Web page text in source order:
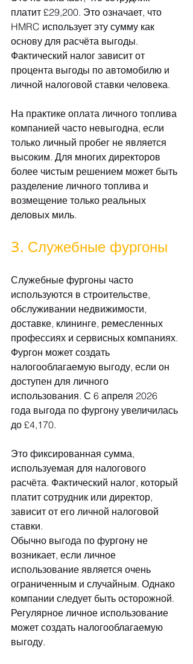
платит £29,200. Это означает, что
HMRC использует эту сумму как
основу для расчёта выгоды.
Фактический налог зависит от
процента выгоды по автомобилю и
личной налоговой ставки человека.
На практике оплата личного топлива
компанией часто невыгодна, если
только личный пробег не является
высоким. Для многих директоров
более чистым решением может быть
разделение личного топлива и
возмещение только реальных
деловых миль.
3. Служебные фургоны
Служебные фургоны часто
используются в строительстве,
обслуживании недвижимости,
доставке, клининге, ремесленных
профессиях и сервисных компаниях.
Фургон может создать
налогооблагаемую выгоду, если он
доступен для личного
использования. С 6 апреля 2026
года выгода по фургону увеличилась
до £4,170.
Это фиксированная сумма,
используемая для налогового
расчёта. Фактический налог, который
платит сотрудник или директор,
зависит от его личной налоговой
ставки.
Обычно выгода по фургону не
возникает, если личное
использование является очень
ограниченным и случайным. Однако
компании следует быть осторожной.
Регулярное личное использование
может создать налогооблагаемую
выгоду.